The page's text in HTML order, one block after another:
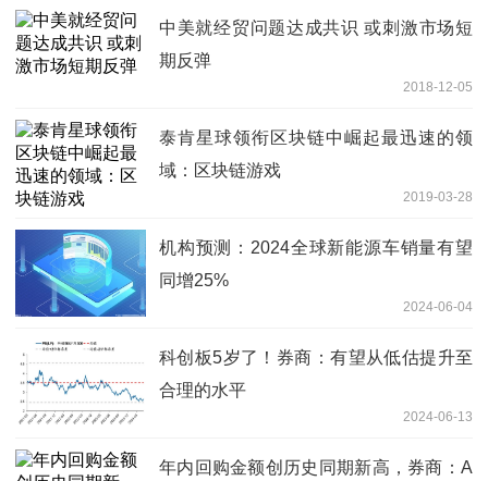
中美就经贸问题达成共识 或刺激市场短
期反弹
2018-12-05
泰肯星球领衔区块链中崛起最迅速的领
域：区块链游戏
2019-03-28
机构预测：2024全球新能源车销量有望
同增25%
2024-06-04
科创板5岁了！券商：有望从低估提升至
合理的水平
2024-06-13
年内回购金额创历史同期新高，券商：A